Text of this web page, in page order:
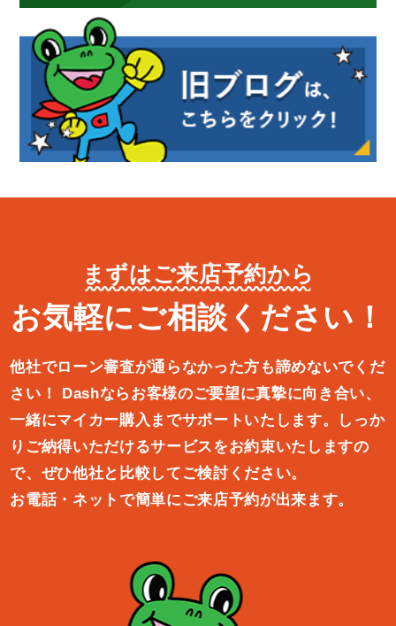
まずはご来店予約から
お気軽にご相談ください！
他社でローン審査が通らなかった方も諦めないでくだ
さい！
Dashならお客様のご要望に真摯に向き合い、
一緒にマイカー購入ま でサポートいたします。しっか
りご納得いただけるサービスをお約束いたしますの
で、ぜひ他社と比較してご検討ください。
お電話・ネットで簡単にご来店予約が出来ます。